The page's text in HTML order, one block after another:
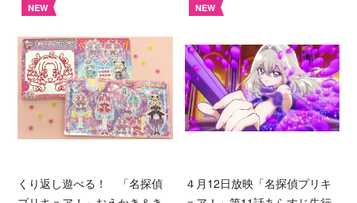
NEW
くり返し遊べる！ 「名探偵
NEW
４月12日放映「名探偵プリキ